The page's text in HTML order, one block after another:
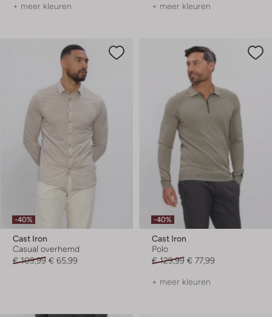
+ meer kleuren + meer kleuren
-40%
Cast Iron
Casual overhemd
€ 109,99 € 65,99
-40%
Cast Iron
Polo
€ 129,99 € 77,99
+ meer kleuren